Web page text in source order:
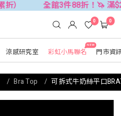
全館3件88折！🦄 滿$2500折
涼感研究室
NEW
彩虹小馬聯名 門市資
0 0
Bra Top 可拆式牛奶絲平口